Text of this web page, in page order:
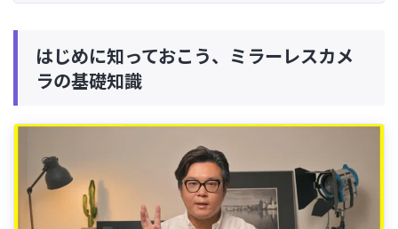
はじめに知っておこう、ミラーレスカメ
ラの基礎知識